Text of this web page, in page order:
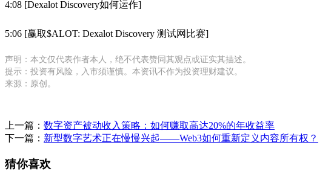
4:08 [Dexalot Discovery如何运作]
5:06 [赢取$ALOT: Dexalot Discovery 测试网比赛]
声明：本文仅代表作者本人，绝不代表赞同其观点或证实其描述。
提示：投资有风险，入市须谨慎。本资讯不作为投资理财建议。
来源：原创。
上一篇： 数字资产被动收入策略：如何赚取高达20%的年收益率
下一篇： 新型数字艺术正在慢慢兴起——Web3如何重新定义内容所有权？
猜你喜欢